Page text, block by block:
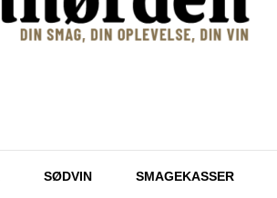
SØDVIN SMAGEKASSER